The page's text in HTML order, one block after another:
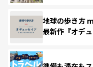
地球の歩き方
最新作『オデュ